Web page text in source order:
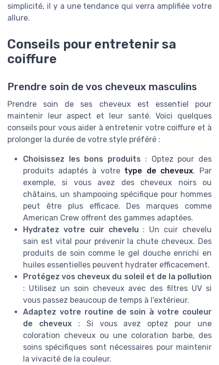
simplicité, il y a une tendance qui verra amplifiée votre
allure.
Conseils pour entretenir sa
coiffure
Prendre soin de vos cheveux masculins
Prendre soin de ses cheveux est essentiel pour
maintenir leur aspect et leur santé. Voici quelques
conseils pour vous aider à entretenir votre coiffure et à
prolonger la durée de votre style préféré :
Choisissez les bons produits : Optez pour des
produits adaptés à votre type de cheveux. Par
exemple, si vous avez des cheveux noirs ou
châtains, un shampooing spécifique pour hommes
peut être plus efficace. Des marques comme
American Crew offrent des gammes adaptées.
Hydratez votre cuir chevelu : Un cuir chevelu
sain est vital pour prévenir la chute cheveux. Des
produits de soin comme le gel douche enrichi en
huiles essentielles peuvent hydrater efficacement.
Protégez vos cheveux du soleil et de la pollution
: Utilisez un soin cheveux avec des filtres UV si
vous passez beaucoup de temps à l'extérieur.
Adaptez votre routine de soin à votre couleur
de cheveux: Si vous avez optez pour une
coloration cheveux ou une coloration barbe, des
soins spécifiques sont nécessaires pour maintenir
la vivacité de la couleur.